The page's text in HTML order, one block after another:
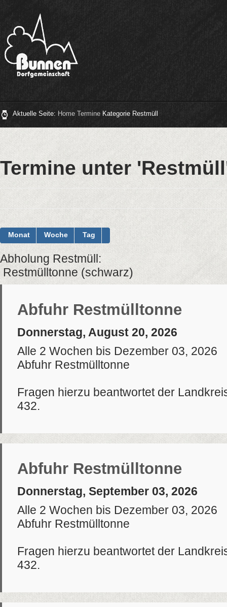
Aktuelle Seite: Home Termine Kategorie Restmüll
Termine unter
Monat Woche Tag
Abholung Restmüll:
Restmülltonne (schwarz)
Abfuhr Restmülltonne
Donnerstag, August 20, 2026
Alle 2 Wochen bis Dezember 03, 2026
Abfuhr Restmülltonne
Fragen hierzu beantwortet der
432.
Abfuhr Restmülltonne
Donnerstag, September 03, 2026
Alle 2 Wochen bis Dezember 03, 2026
Abfuhr Restmülltonne
Fragen hierzu beantwortet der
432.